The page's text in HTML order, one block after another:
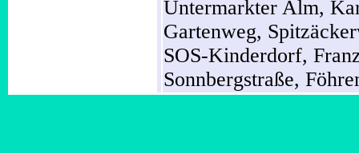
Untermarkter Alm,
Gartenweg,
SOS-Kinderdorf,
Sonnbergstraße,